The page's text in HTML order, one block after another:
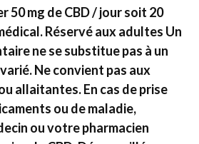
50 mg de CBD / jour soit 20
Réservé aux adultes Un
ne se substitue pas à un
Ne convient pas aux
allaitantes. En cas de prise
ou de maladie,
ou votre pharmacien